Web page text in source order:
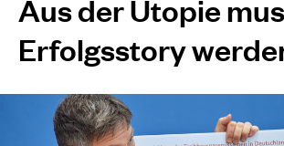
Aus der Utopie
Erfolgsstory